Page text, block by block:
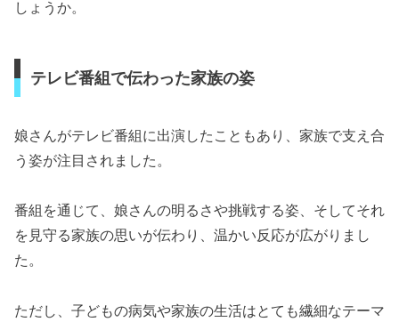
しょうか。
テレビ番組で伝わった家族の姿
娘さんがテレビ番組に出演したこともあり、家族で支え合
う姿が注目されました。
番組を通じて、娘さんの明るさや挑戦する姿、そしてそれ
を見守る家族の思いが伝わり、温かい反応が広がりまし
た。
ただし、子どもの病気や家族の生活はとても繊細なテーマ